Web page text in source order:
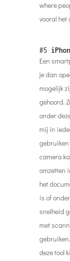
where
vooral het
#5
Een
je dan
mogelijk
gehoord.
onder
mij in
camera
omzetten
het
is of
snelheid
met
deze tool